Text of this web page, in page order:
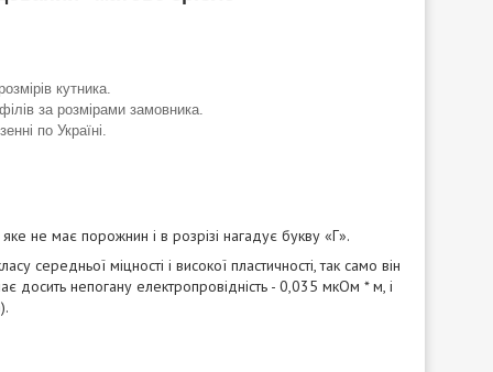
кутника.
за розмірами замовника.
по Україні.
не має порожнин і в розрізі нагадує букву «Г».
середньої міцності і високої пластичності, так само він
досить непогану електропровідність - 0,035 мкОм * м, і